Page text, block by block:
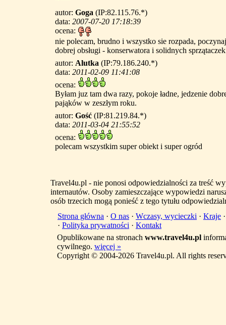
autor: Goga (IP:82.115.76.*)
data: 2007-07-20 17:18:39
ocena:
nie polecam, brudno i wszystko sie rozpada,
dobrej obsługi - konserwatora i solidnych
autor: Alutka (IP:79.186.240.*)
data: 2011-02-09 11:41:08
ocena:
Byłam juz tam dwa razy, pokoje ładne, jedzenie
pająków w zeszłym roku.
autor: Gość (IP:81.219.84.*)
data: 2011-03-04 21:55:52
ocena:
polecam wszystkim super obiekt i super ogród
Travel4u.pl - nie ponosi odpowiedzialności za treść
internautów. Osoby zamieszczające wypowiedzi
osób trzecich mogą ponieść z tego tytułu
Strona główna · O nas · Wczasy, wycieczki · Kraje
· Polityka prywatności · Kontakt
Opublikowane na stronach www.travel4u.pl
cywilnego. więcej »
Copyright © 2004-2026 Travel4u.pl. All rights